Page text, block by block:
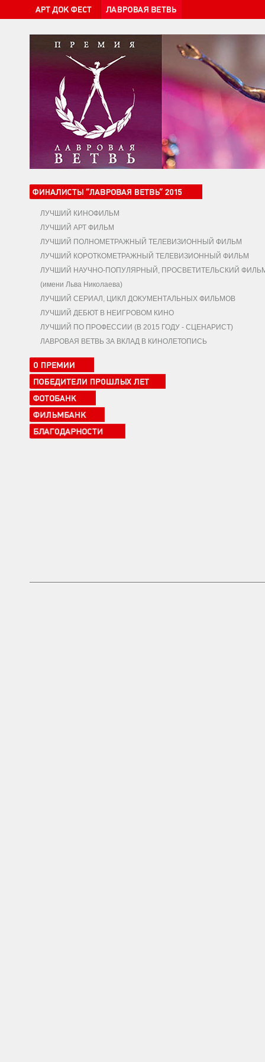
ЛУЧШИЙ КИНОФИЛЬМ
ЛУЧШИЙ АРТ ФИЛЬМ
ЛУЧШИЙ ПОЛНОМЕТРАЖНЫЙ ТЕЛЕВИЗИОННЫЙ ФИЛЬМ
ЛУЧШИЙ КОРОТКОМЕТРАЖНЫЙ ТЕЛЕВИЗИОННЫЙ ФИЛЬМ
ЛУЧШИЙ НАУЧНО-ПОПУЛЯРНЫЙ, ПРОСВЕТИТЕЛЬСКИЙ
(имени Льва Николаева)
ЛУЧШИЙ СЕРИАЛ, ЦИКЛ ДОКУМЕНТАЛЬНЫХ ФИЛЬМОВ
ЛУЧШИЙ ДЕБЮТ В НЕИГРОВОМ КИНО
ЛУЧШИЙ ПО ПРОФЕССИИ (В 2015 ГОДУ - СЦЕНАРИСТ)
ЛАВРОВАЯ ВЕТВЬ ЗА ВКЛАД В КИНОЛЕТОПИСЬ